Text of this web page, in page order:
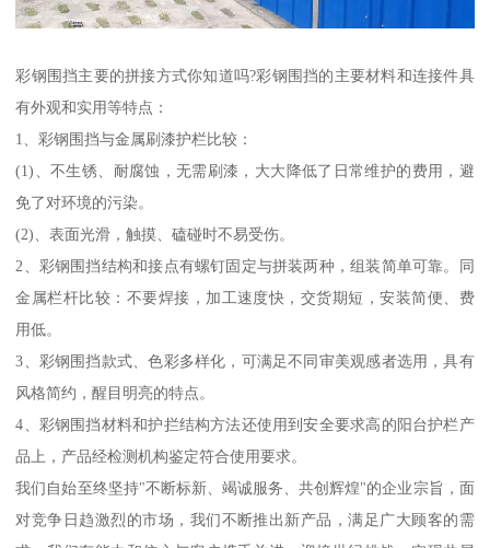
彩钢围挡主要的拼接方式你知道吗?彩钢围挡的主要材料和连接件具
有外观和实用等特点：
1、彩钢围挡与金属刷漆护栏比较：
(1)、不生锈、耐腐蚀，无需刷漆，大大降低了日常维护的费用，避
免了对环境的污染。
(2)、表面光滑，触摸、磕碰时不易受伤。
2、彩钢围挡结构和接点有螺钉固定与拼装两种，组装简单可靠。同
金属栏杆比较：不要焊接，加工速度快，交货期短，安装简便、费
用低。
3、彩钢围挡款式、色彩多样化，可满足不同审美观感者选用，具有
风格简约，醒目明亮的特点。
4、彩钢围挡材料和护拦结构方法还使用到安全要求高的阳台护栏产
品上，产品经检测机构鉴定符合使用要求。
我们自始至终坚持"不断标新、竭诚服务、共创辉煌"的企业宗旨，面
对竞争日趋激烈的市场，我们不断推出新产品，满足广大顾客的需